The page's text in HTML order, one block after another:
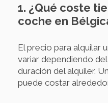
1. ¿Qué coste
coche en
El precio para alquilar
variar dependiendo
duración del alquiler.
puede costar